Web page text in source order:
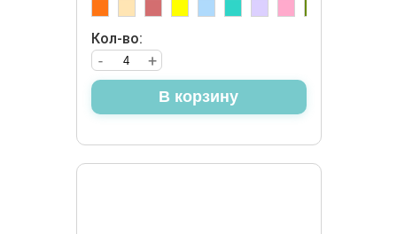
Кол-во:
+
-
В корзину